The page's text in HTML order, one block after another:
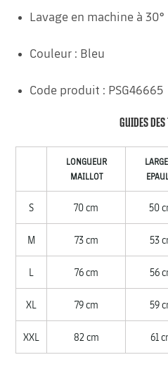
Lavage en machine à 30°
Couleur : Bleu
Code produit : PSG46665
GUIDES DES
LONGUEUR
MAILLOT
S 70 cm 50
M 73 cm 53
L 76 cm 56
XL 79 cm 59
XXL 82 cm 61